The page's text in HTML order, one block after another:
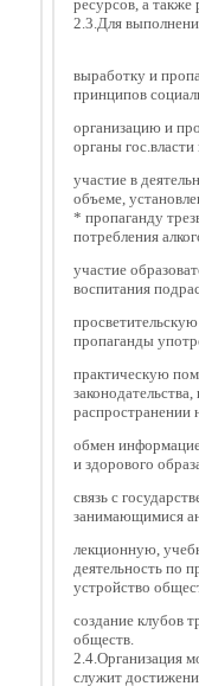
ресурсов, а также
2.3.Для
выработку и
принципов
организацию и
органы
участие в
объеме,
* пропаганду
потребления
участие
воспитания
пропаганды
практическую
распространении
обмен
и здорового
связь с
занимающимися
лекционную,
деятельность по
устройство
создание клубов
обществ.
2.4.Организация
служит